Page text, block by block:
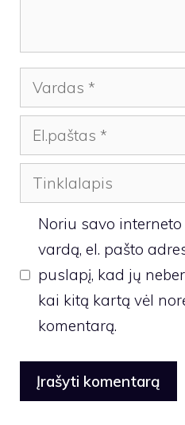
Vardas
El.paštas
Tinklalapis
Noriu savo
vardą, el. pašto
puslapį, kad jų
kai kitą kartą vėl
komentarą.